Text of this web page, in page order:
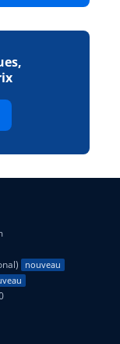
nouveau